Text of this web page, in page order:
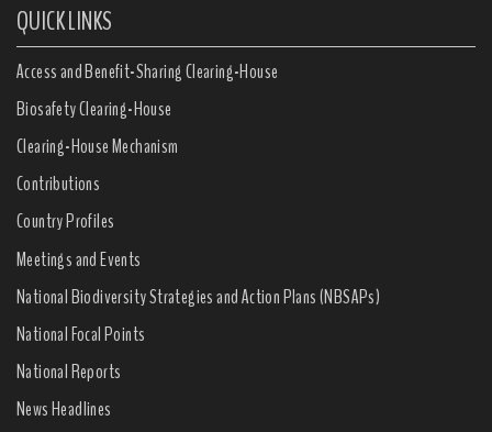
QUICK LINKS
Access and Benefit-Sharing Clearing-House
Biosafety Clearing-House
Clearing-House Mechanism
Contributions
Country Profiles
Meetings and Events
National Biodiversity Strategies and Action Plans (NBSAPs)
National Focal Points
National Reports
News Headlines